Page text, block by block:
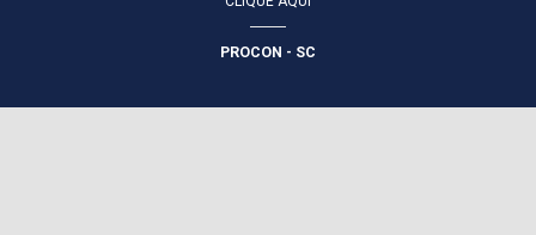
PROCON - SC